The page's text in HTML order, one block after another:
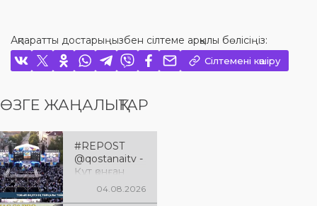
Ақпаратты достарыңызбен сілтеме арқылы бөлісіңіз:
Сілтемені көшіру
ӨЗГЕ ЖАҢАЛЫҚТАР
#REPOST
@qostanaitv -
Құт қонған
Қостанай
04.08.2026